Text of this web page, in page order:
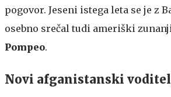
pogovor. Jeseni istega leta se je z
osebno srečal tudi ameriški
Pompeo.
Novi afganistanski